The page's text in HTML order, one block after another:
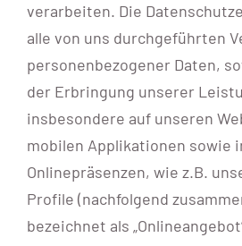
verarbeiten. Die
alle von uns durchgeführten
personenbezogener Daten,
der Erbringung unserer
insbesondere auf unseren
mobilen Applikationen sowie
Onlinepräsenzen, wie z.B.
Profile (nachfolgend
bezeichnet als